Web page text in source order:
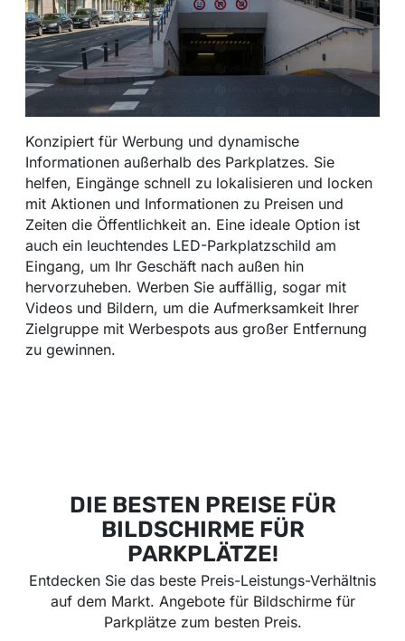
Konzipiert für Werbung und dynamische
Informationen außerhalb des Parkplatzes. Sie
helfen, Eingänge schnell zu lokalisieren und locken
mit Aktionen und Informationen zu Preisen und
Zeiten die Öffentlichkeit an. Eine ideale Option ist
auch ein leuchtendes LED-Parkplatzschild am
Eingang, um Ihr Geschäft nach außen hin
hervorzuheben. Werben Sie auffällig, sogar mit
Videos und Bildern, um die Aufmerksamkeit Ihrer
Zielgruppe mit Werbespots aus großer Entfernung
zu gewinnen.
DIE BESTEN PREISE FÜR
BILDSCHIRME FÜR
PARKPLÄTZE!
Entdecken Sie das beste Preis-Leistungs-Verhältnis
auf dem Markt. Angebote für Bildschirme für
Parkplätze zum besten Preis.